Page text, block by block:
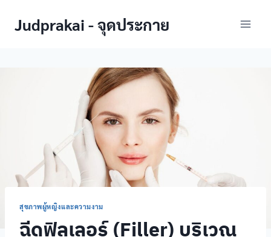
Judprakai - จุดประกาย
สุขภาพผู้หญิงและความงาม
ฉีดฟิลเลอร์ (Filler) บริเวณ